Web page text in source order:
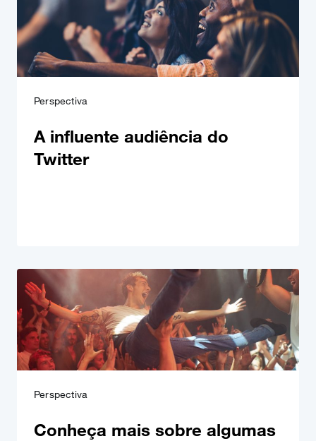
Perspectiva
A influente audiência do
Twitter
Perspectiva
Conheça mais sobre algumas